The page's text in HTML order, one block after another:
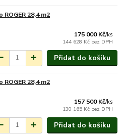
28,4 m2
175 000 Kč/ks
144 628 Kč bez DPH
Přidat do košíku
28,4 m2
157 500 Kč/ks
130 165 Kč bez DPH
Přidat do košíku